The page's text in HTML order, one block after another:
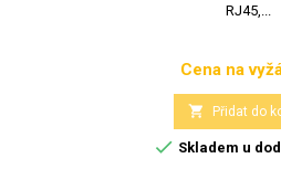
RJ45,...
Cena na
 Přidat do
 Skladem u